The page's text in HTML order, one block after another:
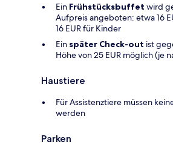
Ein Frühstücksbuffet wird
Aufpreis angeboten: etwa 16
16 EUR für Kinder
Ein später Check-out ist
Höhe von 25 EUR möglich (je
Haustiere
Für Assistenztiere müssen
werden
Parken